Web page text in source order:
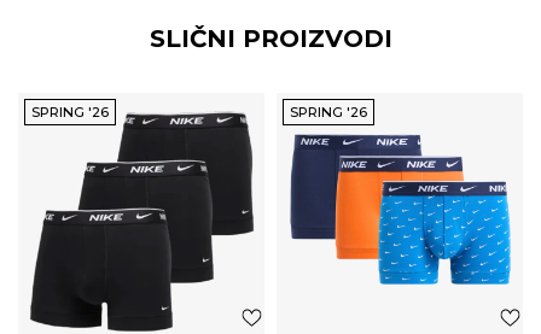
SLIČNI PROIZVODI
SPRING '26 SPRING '26